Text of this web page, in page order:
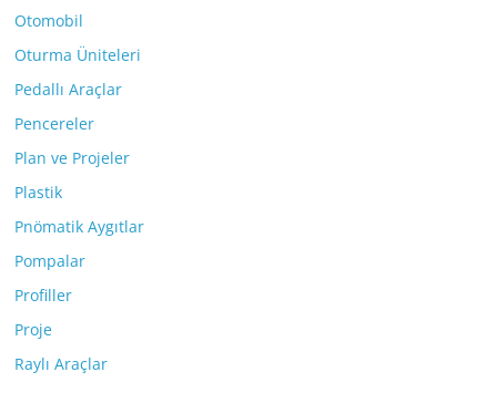
Otomobil
Oturma Üniteleri
Pedallı Araçlar
Pencereler
Plan ve Projeler
Plastik
Pnömatik Aygıtlar
Pompalar
Profiller
Proje
Raylı Araçlar